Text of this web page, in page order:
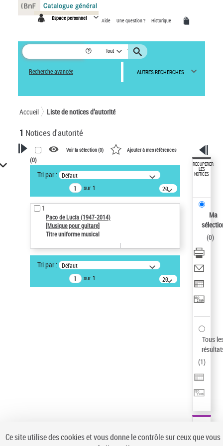
Espace personnel Aide Une question ? Historique
Tout
Recherche avancée AUTRES RECHERCHES
Accueil Liste de notices d’autorité
1 Notices d'autorité
VOTRE RECHERCHE
Recherche avancée dans les
notices d’autorité
Œuvres liées à l'auteur :
Paco de Lucía (1947-2014)
Auteur d’œuvre
ne s'applique pas
Type de notice d'autorité
Voir la sélection (0) Ajouter à mes références
(0)
Tri par : Défaut
sur 1
20
résultats/page
1
Paco de Lucía (1947-2014)
[Musique pour guitare]
Titre uniforme musical
Tri par : Défaut
sur 1
20
résultats/page
RÉCUPÉRER
LES
NOTICES
Ma
(0)
Tous
(1)
Panneau de gestion des cookies
Ce site utilise des cookies et vous donne le contrôle sur ceux que vous